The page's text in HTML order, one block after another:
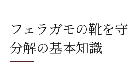
究
加水分解の防止策を始
フェラガモの靴を
分解の基本知識